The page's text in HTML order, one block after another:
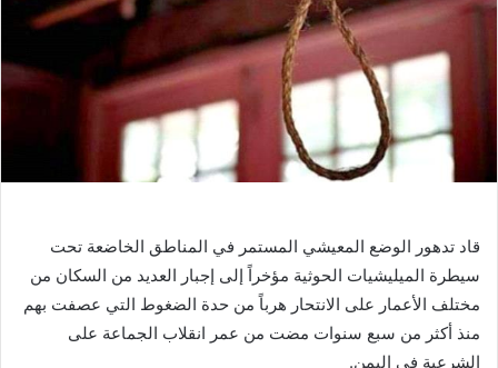
قاد تدهور الوضع المعيشي المستمر في المناطق الخاضعة تحت
سيطرة الميليشيات الحوثية مؤخراً إلى إجبار العديد من السكان من
مختلف الأعمار على الانتحار هرباً من حدة الضغوط التي عصفت بهم
منذ أكثر من سبع سنوات مضت من عمر انقلاب الجماعة على
الشرعية في اليمن.